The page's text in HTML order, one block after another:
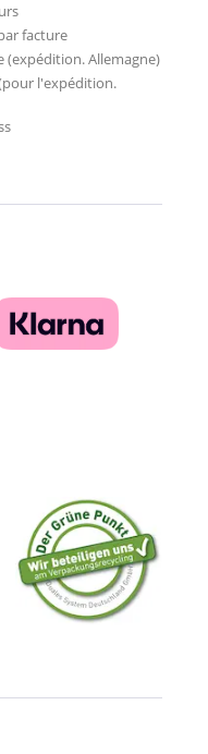
facture
(expédition. Allemagne)
l'expédition.